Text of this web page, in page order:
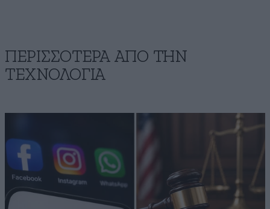
ΠΕΡΙΣΣΟΤΕΡΑ ΑΠΟ ΤΗΝ
ΤΕΧΝΟΛΟΓΙΑ